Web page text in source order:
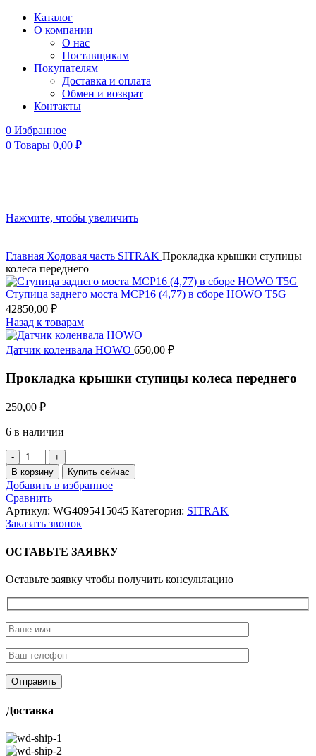
Каталог
О компании
О нас
Поставщикам
Покупателям
Доставка и оплата
Обмен и возврат
Контакты
0 Избранное
0 Товары 0,00 ₽
Нажмите, чтобы увеличить
Главная Ходовая часть SITRAK Прокладка крышки ступицы
колеса переднего
Ступица заднего моста МСР16 (4,77) в сборе HOWO T5G
42850,00 ₽
Назад к товарам
Датчик коленвала HOWO 650,00 ₽
Прокладка крышки ступицы колеса переднего
250,00 ₽
6 в наличии
Количество
товара
Прокладка
крышки
ступицы
колеса
переднего
В корзину Купить сейчас
Добавить в избранное
Сравнить
Артикул: WG4095415045 Категория: SITRAK
Заказать звонок
ОСТАВЬТЕ ЗАЯВКУ
Оставьте заявку чтобы получить консультацию
Доставка